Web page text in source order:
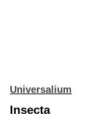
Universalium
Insecta